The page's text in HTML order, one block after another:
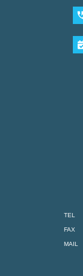
TEL
FAX
MAIL